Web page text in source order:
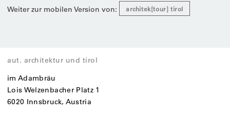
Weiter zur mobilen Version von: architek[tour] tirol
aut. architektur und tirol
im Adambräu
Lois Welzenbacher Platz 1
6020 Innsbruck, Austria